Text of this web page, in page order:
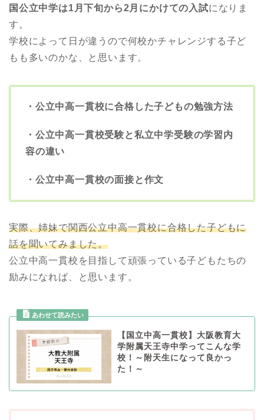
国公立中学は1月下旬から2月にかけての入試になりま
す。
学校によって日が違うので何校かチャレンジする子ど
もも多いのかな、と思います。
・公立中高一貫校に合格した子どもの勉強方法
・公立中高一貫校受験と私立中学受験の学習内
容の違い
・公立中高一貫校の面接と作文
実際、姉妹で関西公立中高一貫校に合格した子どもに
話を聞いてみました。
公立中高一貫校を目指して頑張っている子どもたちの
励みになれば、と思います。
【国立中高一貫校】大阪教育大
学附属天王寺中学ってこんな学
校！～附天生になって良かっ
た！～